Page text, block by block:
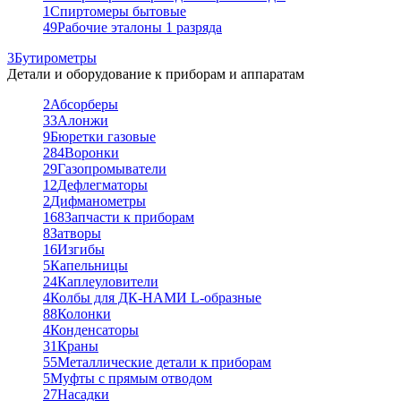
1Спиртомеры бытовые
49Рабочие эталоны 1 разряда
3Бутирометры
Детали и оборудование к приборам и аппаратам
2Абсорберы
33Алонжи
9Бюретки газовые
284Воронки
29Газопромыватели
12Дефлегматоры
2Дифманометры
168Запчасти к приборам
8Затворы
16Изгибы
5Капельницы
24Каплеуловители
4Колбы для ДК-НАМИ L-образные
88Колонки
4Конденсаторы
31Краны
55Металлические детали к приборам
5Муфты с прямым отводом
27Насадки